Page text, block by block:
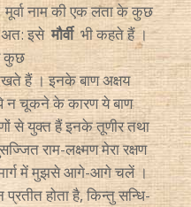
मूर्वा नाम की एक लता के कुछ
अत: इसेमौर्वीभी कहते हैं ।
कुछ
हैं । इनके बाण अक्षय
न चूकने के कारण ये बाण
से युक्त हैं इनके तूणीर तथा
राम-लक्ष्मण मेरा रक्षण
मार्ग में मुझसे आगे-आगे चलें ।
होता है, किन्तु सन्धि-